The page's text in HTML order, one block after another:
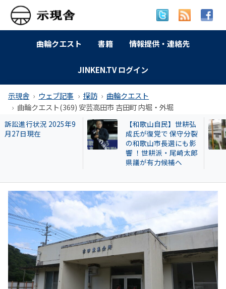
曲輪クエスト 書籍 情報提供・連絡先
JINKEN.TV ログイン
示現舎 ウェブ記事 探訪
曲輪クエスト
曲輪クエスト(369) 安芸高田市 吉田町 内堀・外堀
曲輪クエスト(462) 島
広澤克実氏が新社
「安倍元首相暗殺
件」で辞職した奈
本部長が再就職し
HESTA大倉に異変